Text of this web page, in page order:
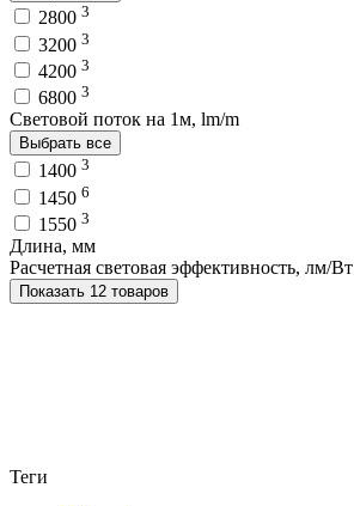
2800 3
3200 3
4200 3
6800 3
Световой поток на 1м, lm/m
Выбрать все
1400 3
1450 6
1550 3
Длина, мм
Расчетная световая эффективность, лм/Вт
Показать 12 товаров
Теги